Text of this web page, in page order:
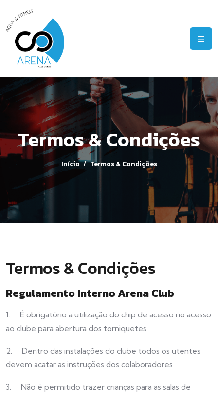
Termos & Condições
Início Termos & Condições
Termos & Condições
Regulamento Interno Arena Club
1. É obrigatório a utilização do chip de acesso no acesso
ao clube para abertura dos torniquetes.
2. Dentro das instalações do clube todos os utentes
devem acatar as instruções dos colaboradores
3. Não é permitido trazer crianças para as salas de